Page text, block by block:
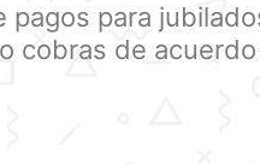
pagos para
cobras de